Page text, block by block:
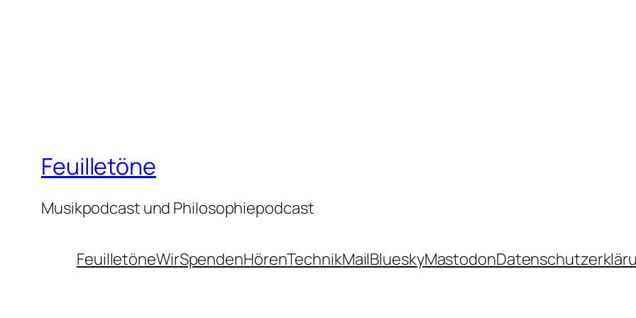
Feuilletöne
Musikpodcast und Philosophiepodcast
FeuilletöneWirSpendenHörenTechnikMailBlueskyMastodon